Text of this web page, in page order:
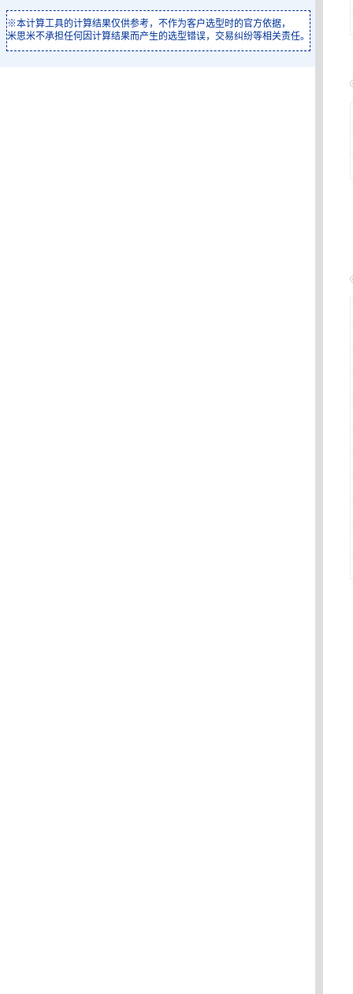
※本计算工具的计算结果仅供参考，不作为客户选型时的官方依据，
米思米不承担任何因计算结果而产生的选型错误，交易纠纷等相关责任。